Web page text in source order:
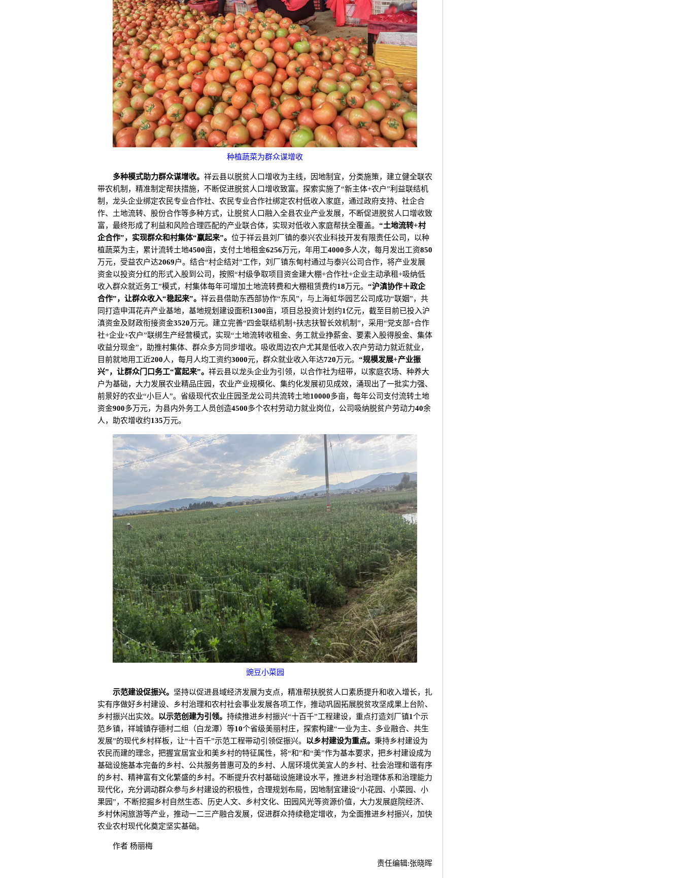
种植蔬菜为群众谋增收
多种模式助力群众谋增收。 祥云县以脱贫人口增收为主线，因地制宜，分类施策，建立健全联农
带农机制，精准制定帮扶措施，不断促进脱贫人口增收致富。探索实施了“新主体+农户”利益联结机
制，龙头企业绑定农民专业合作社、农民专业合作社绑定农村低收入家庭，通过政府支持、社企合
作、土地流转、股份合作等多种方式，让脱贫人口融入全县农业产业发展，不断促进脱贫人口增收致
富，最终形成了利益和风险合理匹配的产业联合体，实现对低收入家庭帮扶全覆盖。 “土地流转+村
企合作”，实现群众和村集体“赢起来”。 位于祥云县刘厂镇的泰兴农业科技开发有限责任公司，以种
植蔬菜为主，累计流转土地4500亩，支付土地租金6256万元，年用工4000多人次，每月发出工资850
万元，受益农户达2069户。结合“村企结对”工作，刘厂镇东甸村通过与泰兴公司合作，将产业发展
资金以投资分红的形式入股到公司，按照“村级争取项目资金建大棚+合作社+企业主动承租+吸纳低
收入群众就近务工”模式，村集体每年可增加土地流转费和大棚租赁费约18万元。 “沪滇协作＋政企
合作”，让群众收入“稳起来”。 祥云县借助东西部协作“东风”，与上海虹华园艺公司成功“联姻”，共
同打造申洱花卉产业基地，基地规划建设面积1300亩，项目总投资计划约1亿元，截至目前已投入沪
滇资金及财政衔接资金3520万元。建立完善“四金联结机制+扶志扶智长效机制”，采用“党支部+合作
社+企业+农户”联绑生产经营模式，实现“土地流转收租金、务工就业挣薪金、要素入股得股金、集体
收益分现金”，助推村集体、群众多方同步增收。吸收周边农户尤其是低收入农户劳动力就近就业，
目前就地用工近200人，每月人均工资约3000元，群众就业收入年达720万元。 “规模发展+产业振
兴”，让群众门口务工“富起来”。 祥云县以龙头企业为引领，以合作社为纽带，以家庭农场、种养大
户为基础，大力发展农业精品庄园，农业产业规模化、集约化发展初见成效，涌现出了一批实力强、
前景好的农业“小巨人”。省级现代农业庄园圣龙公司共流转土地10000多亩，每年公司支付流转土地
资金900多万元，为县内外务工人员创造4500多个农村劳动力就业岗位，公司吸纳脱贫户劳动力40余
人，助农增收约135万元。
豌豆小菜园
示范建设促振兴。 坚持以促进县域经济发展为支点，精准帮扶脱贫人口素质提升和收入增长，扎
实有序做好乡村建设、乡村治理和农村社会事业发展各项工作，推动巩固拓展脱贫攻坚成果上台阶、
乡村振兴出实效。 以示范创建为引领。 持续推进乡村振兴“十百千”工程建设，重点打造刘厂镇1个示
范乡镇，祥城镇存德村二组（白龙潭）等10个省级美丽村庄，探索构建“一业为主、多业融合、共生
发展”的现代乡村样板，让“十百千”示范工程带动引领促振兴。 以乡村建设为重点。 秉持乡村建设为
农民而建的理念，把握宜居宜业和美乡村的特征属性，将“和”和“美”作为基本要求，把乡村建设成为
基础设施基本完备的乡村、公共服务普惠可及的乡村、人居环境优美宜人的乡村、社会治理和谐有序
的乡村、精神富有文化繁盛的乡村。不断提升农村基础设施建设水平，推进乡村治理体系和治理能力
现代化，充分调动群众参与乡村建设的积极性，合理规划布局，因地制宜建设“小花园、小菜园、小
果园”，不断挖掘乡村自然生态、历史人文、乡村文化、田园风光等资源价值，大力发展庭院经济、
乡村休闲旅游等产业，推动一二三产融合发展，促进群众持续稳定增收，为全面推进乡村振兴，加快
农业农村现代化奠定坚实基础。
作者 杨丽梅
责任编辑:张晓晖